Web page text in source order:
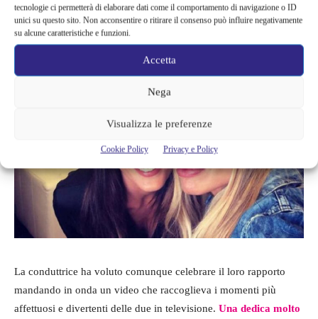
tecnologie ci permetterà di elaborare dati come il comportamento di navigazione o ID
unici su questo sito. Non acconsentire o ritirare il consenso può influire negativamente
su alcune caratteristiche e funzioni.
Accetta
Nega
Visualizza le preferenze
Cookie Policy Privacy e Policy
voglia giocarsi questo rapporto tipo bonus. Per i detrattori o
lavoro perché sono la moglie di Totti o perché sono amica di
Silvia” ha spiegato.
La conduttrice ha voluto comunque celebrare il loro rapporto
mandando in onda un video che raccoglieva i momenti più
affettuosi e divertenti delle due in televisione. Una dedica molto